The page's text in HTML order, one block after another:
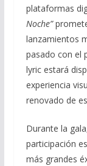
plataformas
Noche”
lanzamientos
pasado con el
lyric estará
experiencia
renovado de
Durante la
participación
más grandes